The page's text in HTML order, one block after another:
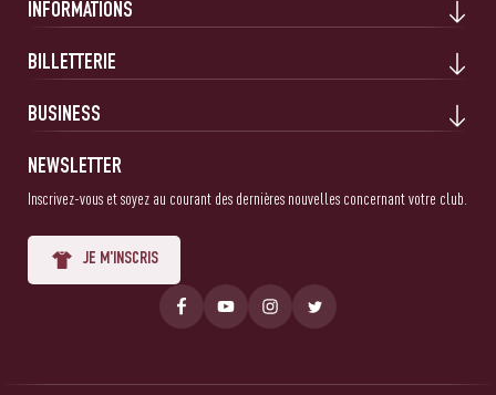
INFORMATIONS
BILLETTERIE
BUSINESS
NEWSLETTER
Inscrivez-vous et soyez au courant des dernières nouvelles concernant votre club.
JE M'INSCRIS